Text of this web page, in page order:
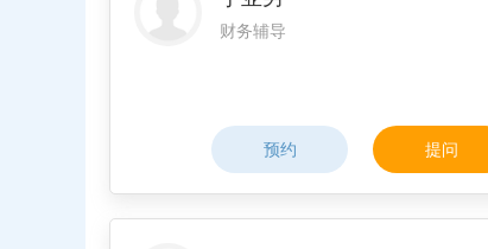
财务辅导
预约 提问